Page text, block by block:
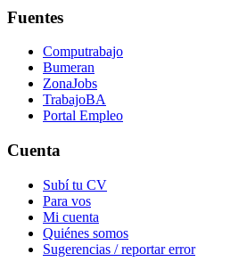
Fuentes
Computrabajo
Bumeran
ZonaJobs
TrabajoBA
Portal Empleo
Cuenta
Subí tu CV
Para vos
Mi cuenta
Quiénes somos
Sugerencias / reportar error